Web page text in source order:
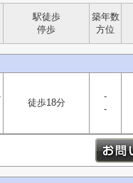
駅徒歩
停歩
築年数
方位
徒歩18分
-
-